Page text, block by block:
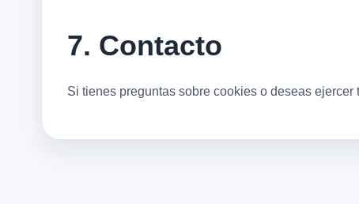
7. Contacto
Si tienes preguntas sobre cookies o deseas